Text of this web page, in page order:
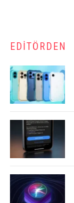
EDITÖRDEN